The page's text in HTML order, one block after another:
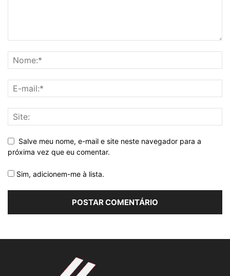
Salve meu nome, e-mail e site neste navegador para a
próxima vez que eu comentar.
Sim, adicionem-me à lista.